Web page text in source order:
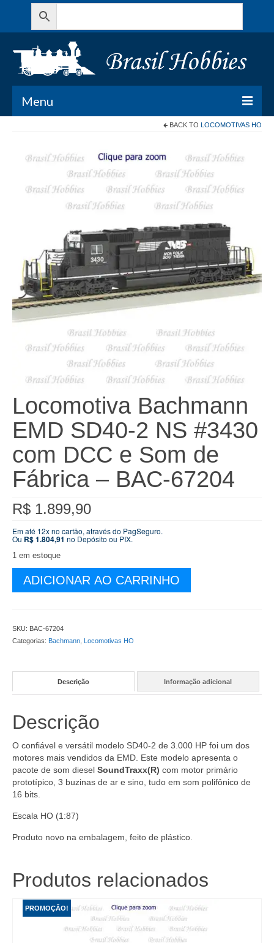
Menu
Meu Carrinho
Minha conta
BACK TO LOCOMOTIVAS HO
Locomotiva Bachmann
EMD SD40-2 NS #3430
com DCC e Som de
Fábrica – BAC-67204
R$ 1.899,90
Em até 12x no cartão, através do PagSeguro.
Ou R$1.804,91 no Depósito ou PIX.
1 em estoque
Locomotiva
Bachmann
#3430
DCC
Som
Fábrica
BAC-
67204
quantidade
ADICIONAR AO CARRINHO
SKU: BAC-67204
Categorias: Bachmann Locomotivas HO
Descrição Informação adicional
Descrição
O confiável e versátil modelo SD40-2 de 3.000 HP foi um dos
motores mais vendidos da EMD. Este modelo apresenta o
pacote de som diesel SoundTraxx(R) com motor primário
prototípico, 3 buzinas de ar e sino, tudo em som polifônico de
16 bits.
Escala HO (1:87)
Produto novo na embalagem, feito de plástico.
Produtos relacionados
PROMOÇÃO!